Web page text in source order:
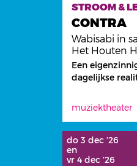
CONTRA
Wabisabi in
Het Houten
Een
dagelijkse
STROOM &
muziektheater
do 3 dec ’26
en
vr 4 dec ’26